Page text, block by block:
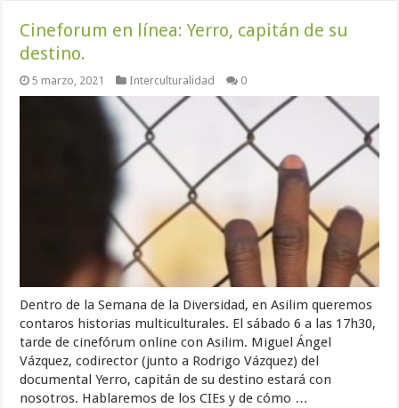
Cineforum en línea: Yerro, capitán de su
destino.
5 marzo, 2021 Interculturalidad 0
Dentro de la Semana de la Diversidad, en Asilim queremos
contaros historias multiculturales. El sábado 6 a las 17h30,
tarde de cinefórum online con Asilim. Miguel Ángel
Vázquez, codirector (junto a Rodrigo Vázquez) del
documental Yerro, capitán de su destino estará con
nosotros. Hablaremos de los CIEs y de cómo …